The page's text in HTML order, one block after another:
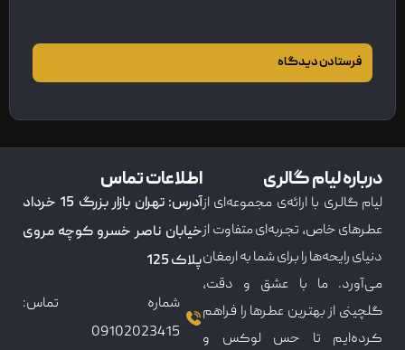
درباره لیام گالری
لیام گالری با ارائه‌ی مجموعه‌ای از
عطرهای خاص، تجربه‌ای متفاوت از
دنیای رایحه‌ها را برای شما به ارمغان
می‌آورد. ما با عشق و دقت،
گلچینی از بهترین عطرها را فراهم
کرده‌ایم تا حس لوکس و
اطلاعات تماس
آدرس: تهران بازار بزرگ 15 خرداد
خیابان ناصر خسرو کوچه مروی
پلاک 125
شماره تماس:
09102023415